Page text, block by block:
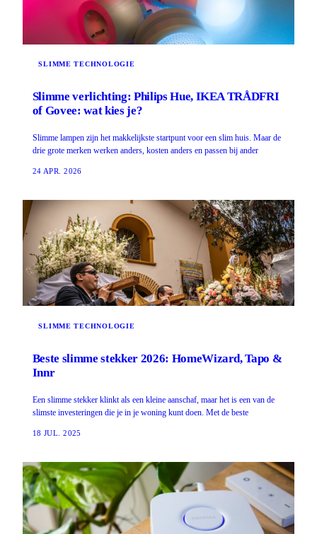
SLIMME TECHNOLOGIE
Slimme verlichting: Philips Hue, IKEA TRÅDFRI
of Govee: wat kies je?
Slimme lampen zijn het makkelijkste startpunt voor een slim huis. Maar de
drie grote merken werken anders, kosten anders en passen bij ander
24 APR. 2026
SLIMME TECHNOLOGIE
Beste slimme stekker 2026: HomeWizard, Tapo &
Innr
Een slimme stekker klinkt als een kleine aanschaf, maar het is een van de
slimste investeringen die je in je woning kunt doen. Met de beste
18 JUL. 2025